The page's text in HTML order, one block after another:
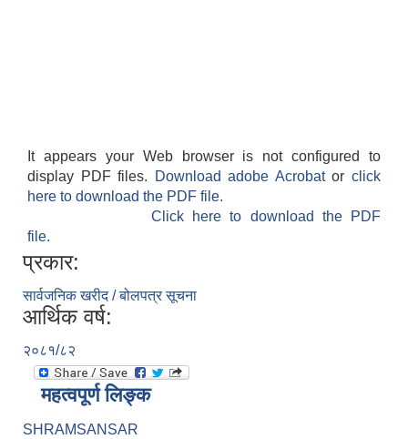
It appears your Web browser is not configured to
display PDF files.
Download adobe Acrobatorclick
here to download the PDF file.
Click here to download the PDF
file.
प्रकार:
सार्वजनिक खरीद / बोलपत्र सूचना
आर्थिक वर्ष:
२०८१/८२
महत्वपूर्ण लिङ्क
SHRAMSANSAR